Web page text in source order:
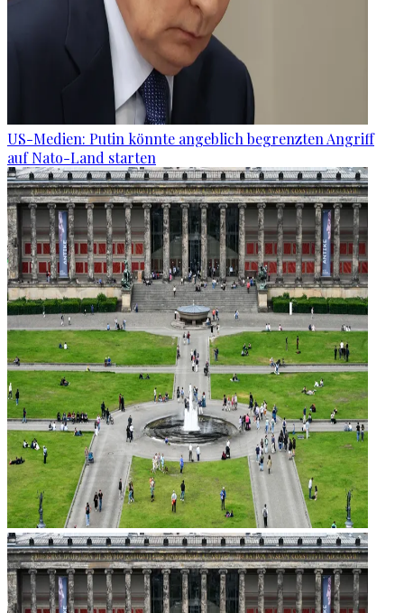
US-Medien: Putin könnte angeblich begrenzten Angriff
auf Nato-Land starten